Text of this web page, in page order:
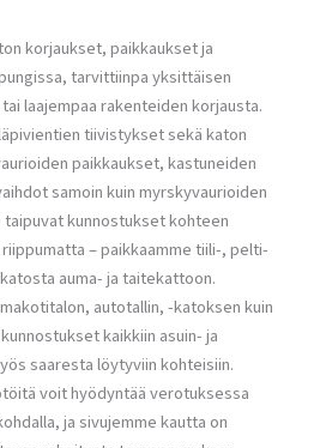
korjaukset, paikkaukset ja
tarvittiinpa yksittäisen
laajempaa rakenteiden korjausta.
tiivistykset sekä katon
paikkaukset, kastuneiden
samoin kuin myrskyvaurioiden
kunnostukset kohteen
– paikkaamme tiili-, pelti-
auma- ja taitekattoon.
autotallin, -katoksen kuin
kaikkiin asuin- ja
saaresta löytyviin kohteisiin.
voit hyödyntää verotuksessa
ja sivujemme kautta on